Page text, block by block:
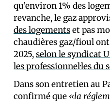
qu’environ 1% des
revanche, le gaz
des logementset pas
chaudières gaz/fioul
2025,selon le syndicat
les professionnel·les du
Dans son entretien au
confirmé que «la